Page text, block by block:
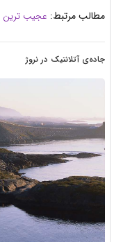
مطالب مرتبط: عجیب
جاده‌ی آتلانتیک در نروژ